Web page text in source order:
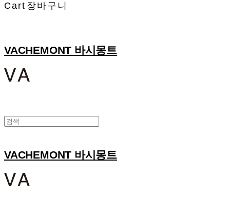
Cart 장바구니
VACHEMONT 바시몽트
VACHEMONT 바시몽트